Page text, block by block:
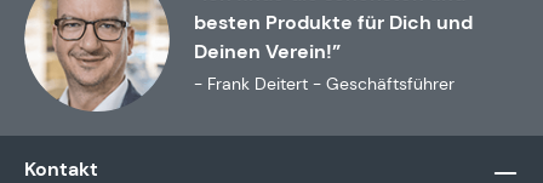
besten Produkte für Dich und
Deinen Verein!”
- Frank Deitert - Geschäftsführer
Kontakt